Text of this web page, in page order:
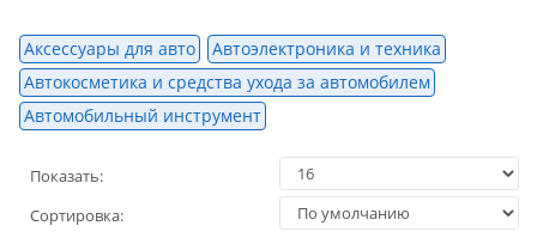
Аксессуары для авто
Автоэлектроника и техника
Автокосметика и средства ухода за автомобилем
Автомобильный инструмент
Показать:
Сортировка: